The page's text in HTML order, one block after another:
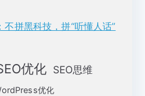
拼黑科技，拼“听懂人话”
优化 SEO思维
优化